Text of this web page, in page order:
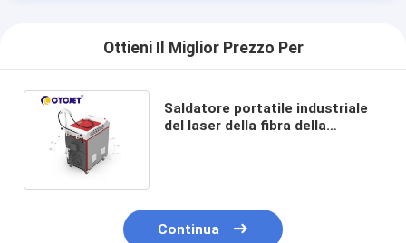
Ottieni Il Miglior Prezzo Per
Saldatore portatile industriale
del laser della fibra della
Continua